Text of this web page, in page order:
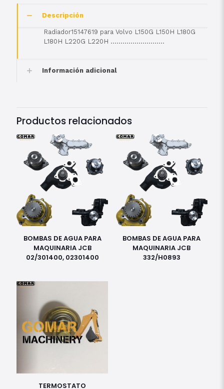
Descripción
Radiador15147619 para Volvo L150G L150H L180G
L180H L220G L220H ………………………
Información adicional
Productos relacionados
BOMBAS DE AGUA PARA
MAQUINARIA JCB
02/301400, 02301400
BOMBAS DE AGUA PARA
MAQUINARIA JCB
332/H0893
TERMOSTATO